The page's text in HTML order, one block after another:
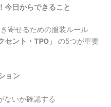
今日からできること
寄せるための服装ルール
セント・TPO」
の5つが重要
ョン
ないか確認する